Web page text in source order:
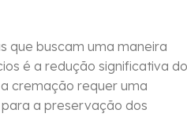
que buscam uma maneira
é a redução significativa do
cremação requer uma
a preservação dos